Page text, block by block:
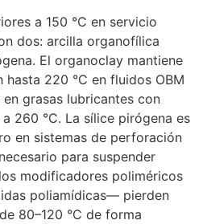
a 150 °C en servicio
dos: arcilla organofílica
El organoclay mantiene
220 °C en fluidos OBM
grasas lubricantes con
260 °C. La sílice pirógena es
en sistemas de perforación
para suspender
modificadores poliméricos
poliamídicas— pierden
80–120 °C de forma